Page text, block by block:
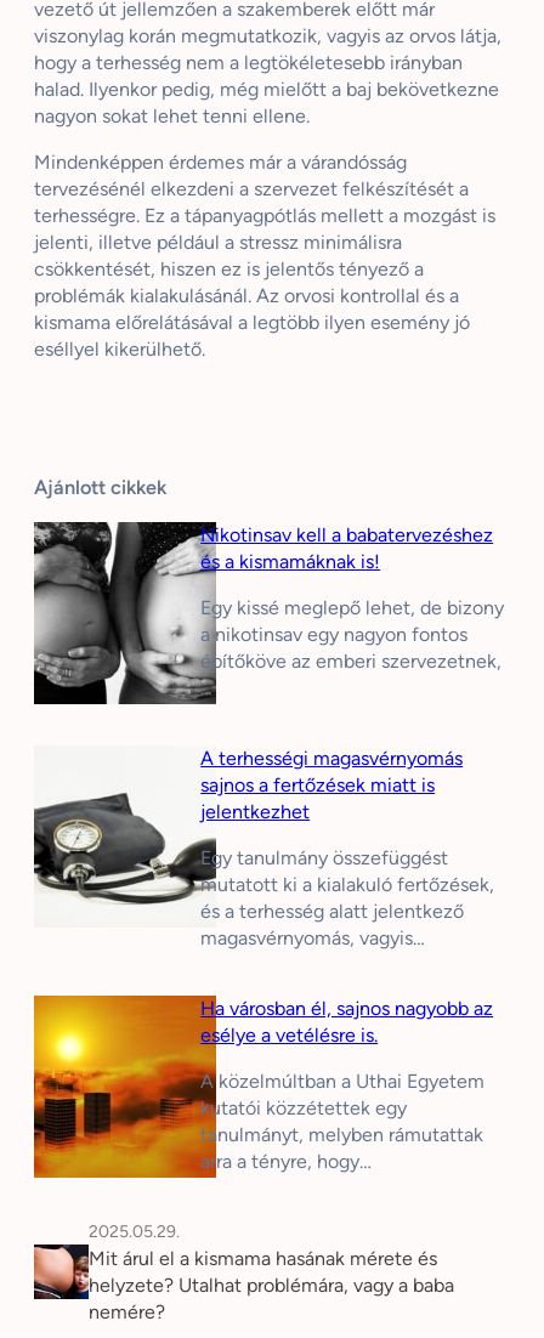
vezető út jellemzően a szakemberek előtt már
viszonylag korán megmutatkozik, vagyis az orvos látja,
hogy a terhesség nem a legtökéletesebb irányban
halad. Ilyenkor pedig, még mielőtt a baj bekövetkezne
nagyon sokat lehet tenni ellene.
Mindenképpen érdemes már a várandósság
tervezésénél elkezdeni a szervezet felkészítését a
terhességre. Ez a tápanyagpótlás mellett a mozgást is
jelenti, illetve például a stressz minimálisra
csökkentését, hiszen ez is jelentős tényező a
problémák kialakulásánál. Az orvosi kontrollal és a
kismama előrelátásával a legtöbb ilyen esemény jó
eséllyel kikerülhető.
Ajánlott cikkek
Nikotinsav kell a babatervezéshez
és a kismamáknak is!
Egy kissé meglepő lehet, de bizony
a nikotinsav egy nagyon fontos
építőköve az emberi szervezetnek,
…
A terhességi magasvérnyomás
sajnos a fertőzések miatt is
jelentkezhet
Egy tanulmány összefüggést
mutatott ki a kialakuló fertőzések,
és a terhesség alatt jelentkező
magasvérnyomás, vagyis…
Ha városban él, sajnos nagyobb az
esélye a vetélésre is.
A közelmúltban a Uthai Egyetem
kutatói közzétettek egy
tanulmányt, melyben rámutattak
arra a tényre, hogy…
2025.05.29.
Mit árul el a kismama hasának mérete és
helyzete? Utalhat problémára, vagy a baba
nemére?